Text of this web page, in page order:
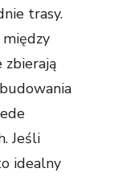
trasy.
między
zbierają
Jeśli
idealny